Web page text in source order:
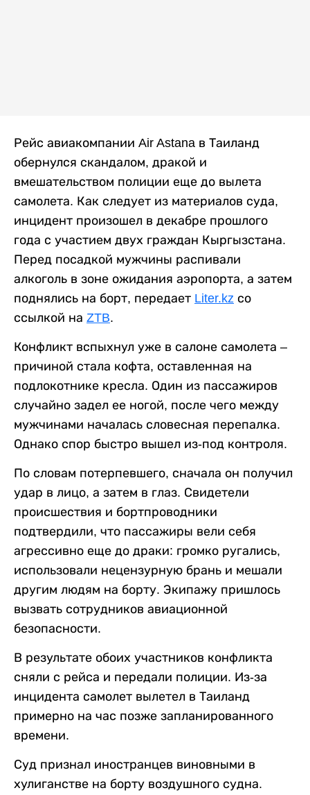
Рейс авиакомпании Air Astana в Таиланд
обернулся скандалом, дракой и
вмешательством полиции еще до вылета
самолета. Как следует из материалов суда,
инцидент произошел в декабре прошлого
года с участием двух граждан Кыргызстана.
Перед посадкой мужчины распивали
алкоголь в зоне ожидания аэропорта, а затем
поднялись на борт, передает Liter.kz со
ссылкой на ZTB.
Конфликт вспыхнул уже в салоне самолета –
причиной стала кофта, оставленная на
подлокотнике кресла. Один из пассажиров
случайно задел ее ногой, после чего между
мужчинами началась словесная перепалка.
Однако спор быстро вышел из-под контроля.
По словам потерпевшего, сначала он получил
удар в лицо, а затем в глаз. Свидетели
происшествия и бортпроводники
подтвердили, что пассажиры вели себя
агрессивно еще до драки: громко ругались,
использовали нецензурную брань и мешали
другим людям на борту. Экипажу пришлось
вызвать сотрудников авиационной
безопасности.
В результате обоих участников конфликта
сняли с рейса и передали полиции. Из-за
инцидента самолет вылетел в Таиланд
примерно на час позже запланированного
времени.
Суд признал иностранцев виновными в
хулиганстве на борту воздушного судна.